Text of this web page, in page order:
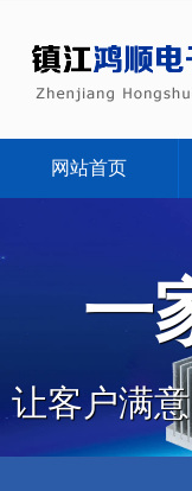
网站首页
一
让客户满